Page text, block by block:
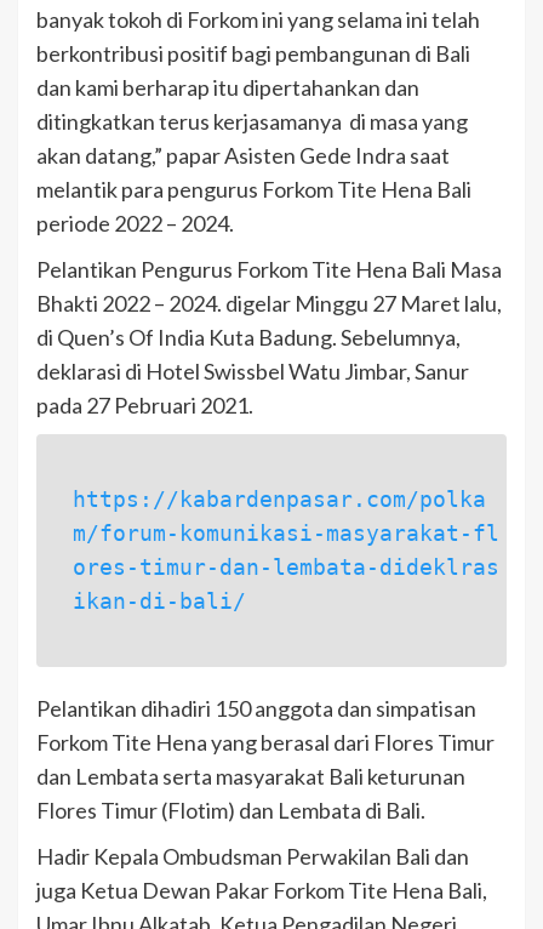
banyak tokoh di Forkom ini yang selama ini telah
berkontribusi positif bagi pembangunan di Bali
dan kami berharap itu dipertahankan dan
ditingkatkan terus kerjasamanya di masa yang
akan datang,” papar Asisten Gede Indra saat
melantik para pengurus Forkom Tite Hena Bali
periode 2022 – 2024.
Pelantikan Pengurus Forkom Tite Hena Bali Masa
Bhakti 2022 – 2024. digelar Minggu 27 Maret lalu,
di Quen’s Of India Kuta Badung. Sebelumnya,
deklarasi di Hotel Swissbel Watu Jimbar, Sanur
pada 27 Pebruari 2021.
https://kabardenpasar.com/polka
m/forum-komunikasi-masyarakat-fl
ores-timur-dan-lembata-dideklras
ikan-di-bali/
Pelantikan dihadiri 150 anggota dan simpatisan
Forkom Tite Hena yang berasal dari Flores Timur
dan Lembata serta masyarakat Bali keturunan
Flores Timur (Flotim) dan Lembata di Bali.
Hadir Kepala Ombudsman Perwakilan Bali dan
juga Ketua Dewan Pakar Forkom Tite Hena Bali,
Umar Ibnu Alkatab, Ketua Pengadilan Negeri